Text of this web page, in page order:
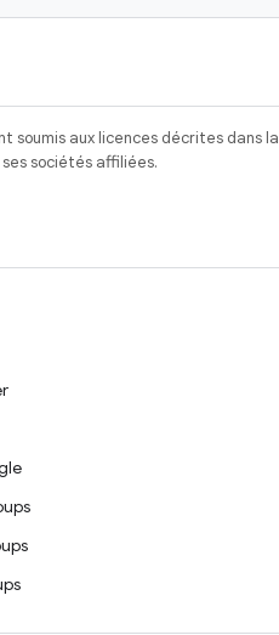
soumis aux licences décrites dans la
sociétés affiliées.